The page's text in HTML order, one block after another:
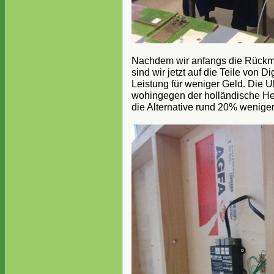
Nachdem wir anfangs die
sind wir jetzt auf die Teile von
Leistung für weniger Geld. Die
wohingegen der holländische
die Alternative rund 20%